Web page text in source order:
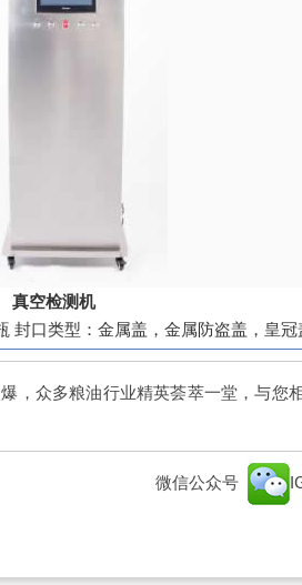
真空检测机
封口类型：金属盖，金属防盗盖，皇冠
，众多粮油行业精英荟萃一堂，与您
微信公众号